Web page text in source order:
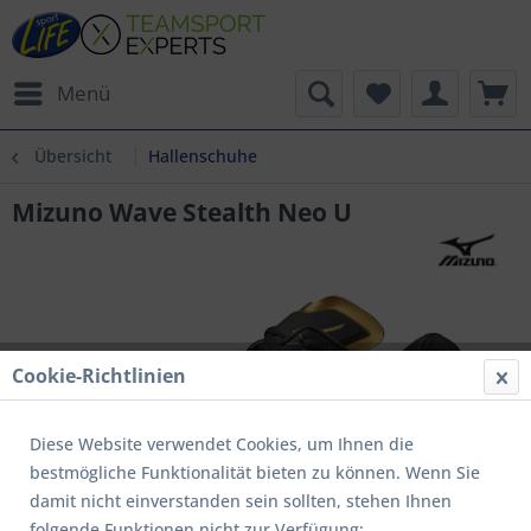
Menü
Übersicht Hallenschuhe
Mizuno Wave Stealth Neo U
Cookie-Richtlinien
Diese Website verwendet Cookies, um Ihnen die
bestmögliche Funktionalität bieten zu können. Wenn Sie
damit nicht einverstanden sein sollten, stehen Ihnen